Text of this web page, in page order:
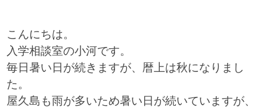
こんにちは。
入学相談室の小河です。
毎日暑い日が続きますが、暦上は秋になりまし
た。
屋久島も雨が多いため暑い日が続いていますが、